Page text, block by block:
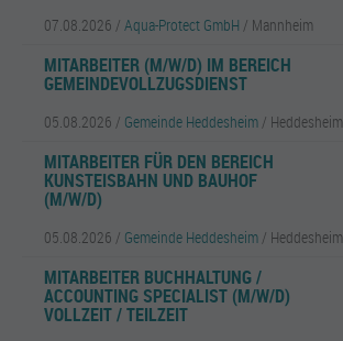
07.08.2026 / Aqua-Protect GmbH / Mannheim
MITARBEITER (M/W/D) IM BEREICH
GEMEINDEVOLLZUGSDIENST
05.08.2026 / Gemeinde Heddesheim / Heddesheim
MITARBEITER FÜR DEN BEREICH
KUNSTEISBAHN UND BAUHOF
(M/W/D)
05.08.2026 / Gemeinde Heddesheim / Heddesheim
MITARBEITER BUCHHALTUNG /
ACCOUNTING SPECIALIST (M/W/D)
VOLLZEIT / TEILZEIT